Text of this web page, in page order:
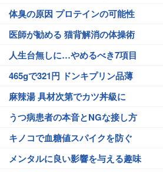
体臭の原因 プロテインの可能性
医師が勧める 猫背解消の体操術
人生台無しに…やめるべき7項目
465gで321円 ドンキプリン品薄
麻辣湯 具材次第でカツ丼級に
うつ病患者の本音とNGな接し方
キノコで血糖値スパイクを防ぐ
メンタルに良い影響を与える趣味